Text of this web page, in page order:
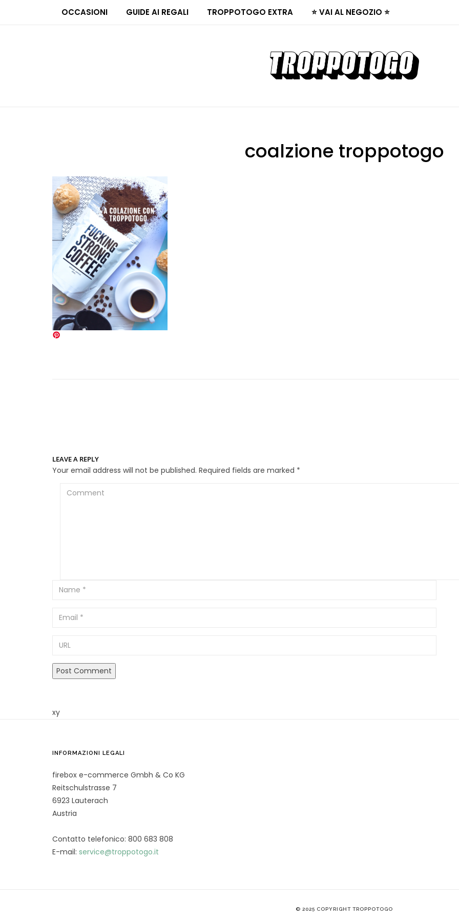
OCCASIONI GUIDE AI REGALI TROPPOTOGO EXTRA ⭐ VAI AL NEGOZIO ⭐
coalzione troppotogo
LEAVE A REPLY
Your email address will not be published. Required fields are marked *
Comment
Email
xy
INFORMAZIONI LEGALI
firebox e-commerce Gmbh & Co KG
Reitschulstrasse 7
6923 Lauterach
Austria
Contatto telefonico: 800 683 808
E-mail: service@troppotogo.it
© 2025 COPYRIGHT TROPPOTOGO